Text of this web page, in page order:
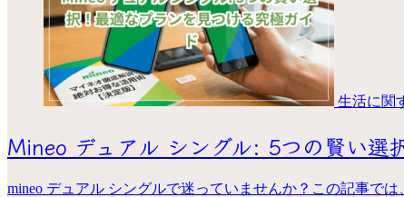
生活に関
Mineo デュアル シングル: 5つの賢い選
mineo デュアル シングルで迷っていませんか？この記事で